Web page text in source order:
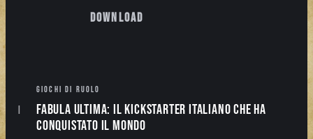
Download
GIOCHI DI RUOLO
Fabula Ultima: il Kickstarter italiano che ha
conquistato il mondo